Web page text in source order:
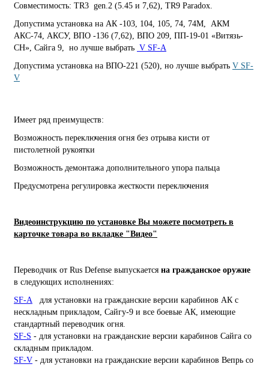
Совместимость: TR3 gen.2 (5.45 и 7,62), TR9 Paradox.
Допустима установка на АК -103, 104, 105, 74, 74М, АКМ
АКС-74, АКСУ, ВПО -136 (7,62), ВПО 209, ПП-19-01 «Витязь-
СН», Сайга 9, но лучше выбрать V SF-A
Допустима установка на ВПО-221 (520), но лучше выбрать V SF-
V
Имеет ряд преимуществ:
Возможность переключения огня без отрыва кисти от
пистолетной рукоятки
Возможность демонтажа дополнительного упора пальца
Предусмотрена регулировка жесткости переключения
Видеоинструкцию по установке Вы можете посмотреть в
карточке товара во вкладке "Видео"
Переводчик от Rus Defense выпускается на гражданское оружие
в следующих исполнениях:
SF-A для установки на гражданские версии карабинов АК с
нескладным прикладом, Сайгу-9 и все боевые АК, имеющие
стандартный переводчик огня.
SF-S - для установки на гражданские версии карабинов Сайга со
складным прикладом.
SF-V - для установки на гражданские версии карабинов Вепрь со